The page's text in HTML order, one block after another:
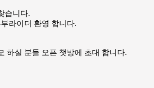
습니다.
라이더 환영 합니다.
하실 분들 오픈 챗방에 초대 합니다.